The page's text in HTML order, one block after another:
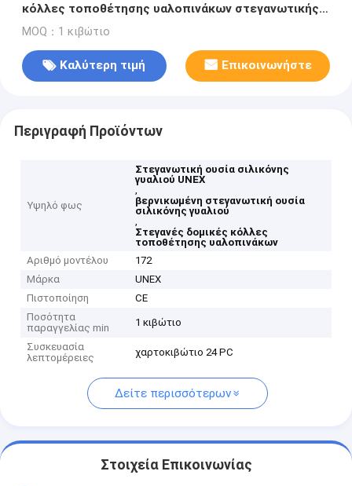
κόλλες τοποθέτησης υαλοπινάκων στεγανωτικής
ουσίας δομικές στεγανές
MOQ：1 κιβώτιο
Καλύτερη τιμή Επικοινωνήστε
Περιγραφή Προϊόντων
Υψηλό φως
Στεγανωτική ουσία σιλικόνης
γυαλιού UNEX
,
βερνικωμένη στεγανωτική ουσία
σιλικόνης γυαλιού
,
Στεγανές δομικές κόλλες
τοποθέτησης υαλοπινάκων
Αριθμό μοντέλου
172
Μάρκα
UNEX
Πιστοποίηση
CE
Ποσότητα
παραγγελίας min
1 κιβώτιο
Συσκευασία
λεπτομέρειες
χαρτοκιβώτιο 24 PC
Δείτε περισσότερων
Στοιχεία Επικοινωνίας